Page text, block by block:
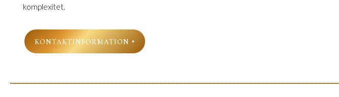
komplexitet.
KONTAKTINFORMATION